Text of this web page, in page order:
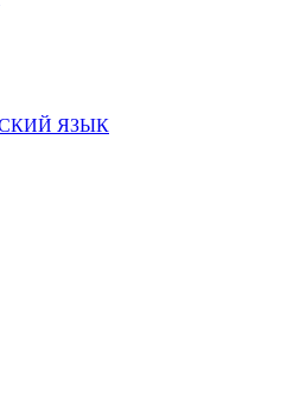
ЯЗЫК